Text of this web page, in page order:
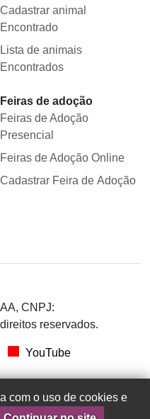
Cadastrar animal
Encontrado
Lista de animais
Encontrados
Feiras de adoção
Feiras de Adoção
Presencial
Feiras de Adoção Online
Cadastrar Feira de Adoção
CNPJ:
reservados.
YouTube
com o uso de cookies e